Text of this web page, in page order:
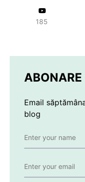
185
Email
blog